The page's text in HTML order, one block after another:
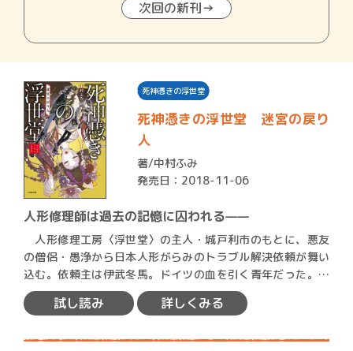
次回の新刊→
死神憑きの浮世堂
死神憑きの浮世堂 迷宮の戻り
人
著/中村ふみ
発売日：2018-11-06
人形修理師は過去の記憶に囚われる——
人形修理工房〈浮世堂〉の主人・城戸利市のもとに、悪友
の僧侶・愚浄から日本人形がらみのトラブル解決依頼が舞い
込む。依頼主は伊武冬馬。ドイツの血を引く青年だった。利
市は冬馬…
試し読み 詳しくみる